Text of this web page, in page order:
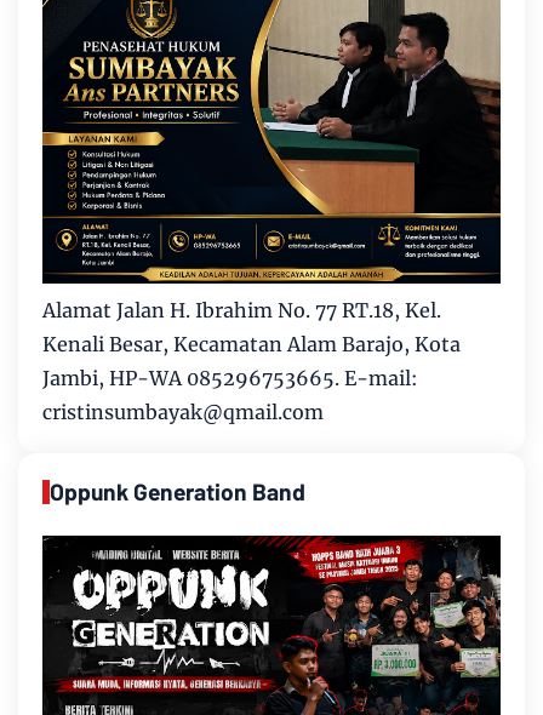
Alamat Jalan H. Ibrahim No. 77 RT.18, Kel.
Kenali Besar, Kecamatan Alam Barajo, Kota
Jambi, HP-WA 085296753665. E-mail:
cristinsumbayak@qmail.com
Oppunk Generation Band